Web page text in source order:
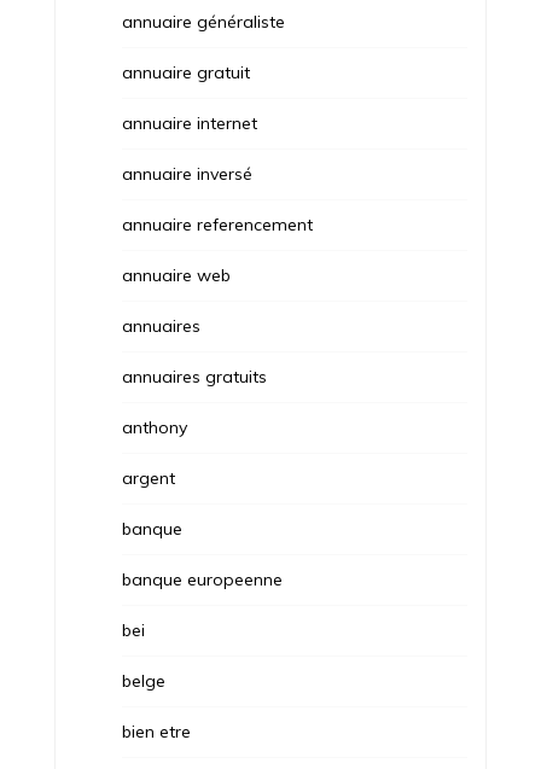
annuaire généraliste
annuaire gratuit
annuaire internet
annuaire inversé
annuaire referencement
annuaire web
annuaires
annuaires gratuits
anthony
argent
banque
banque europeenne
bei
belge
bien etre